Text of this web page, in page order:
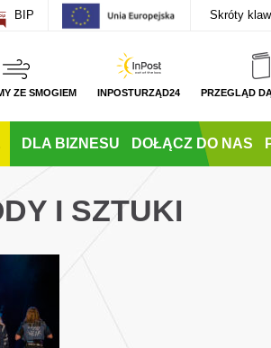
rozmiar czcionki
BIP Skróty
ZE SMOGIEM INPOSTURZĄD24 PRZEGLĄD
DLA BIZNESU DOŁĄCZ DO NAS
I SZTUKI